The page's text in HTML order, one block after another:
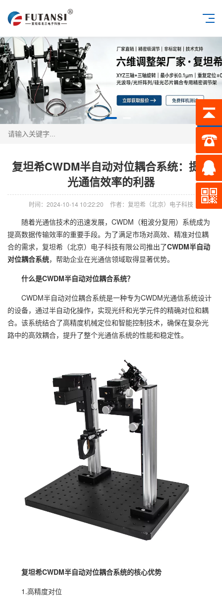
搜索
复坦希CWDM半自动对位耦合系统：提升
光通信效率的利器
时间：2024-10-14 10:22:20 作者：复坦希（北京）电子科技
随着光通信技术的迅速发展，CWDM（粗波分复用）系统成为
提高数据传输效率的重要手段。为了满足市场对高效、精准对位耦
合的需求，复坦希（北京）电子科技有限公司推出了CWDM半自动
对位耦合系统，帮助企业在光通信领域取得显著优势。
什么是CWDM半自动对位耦合系统？
CWDM半自动对位耦合系统是一种专为CWDM光通信系统设计
的设备，通过半自动化操作，实现光纤和光学元件的精确对位和耦
合。该系统结合了高精度机械定位和智能控制技术，确保在复杂光
路中的高效耦合，提升了整个光通信系统的性能和稳定性。
复坦希CWDM半自动对位耦合系统的核心优势
1.高精度对位